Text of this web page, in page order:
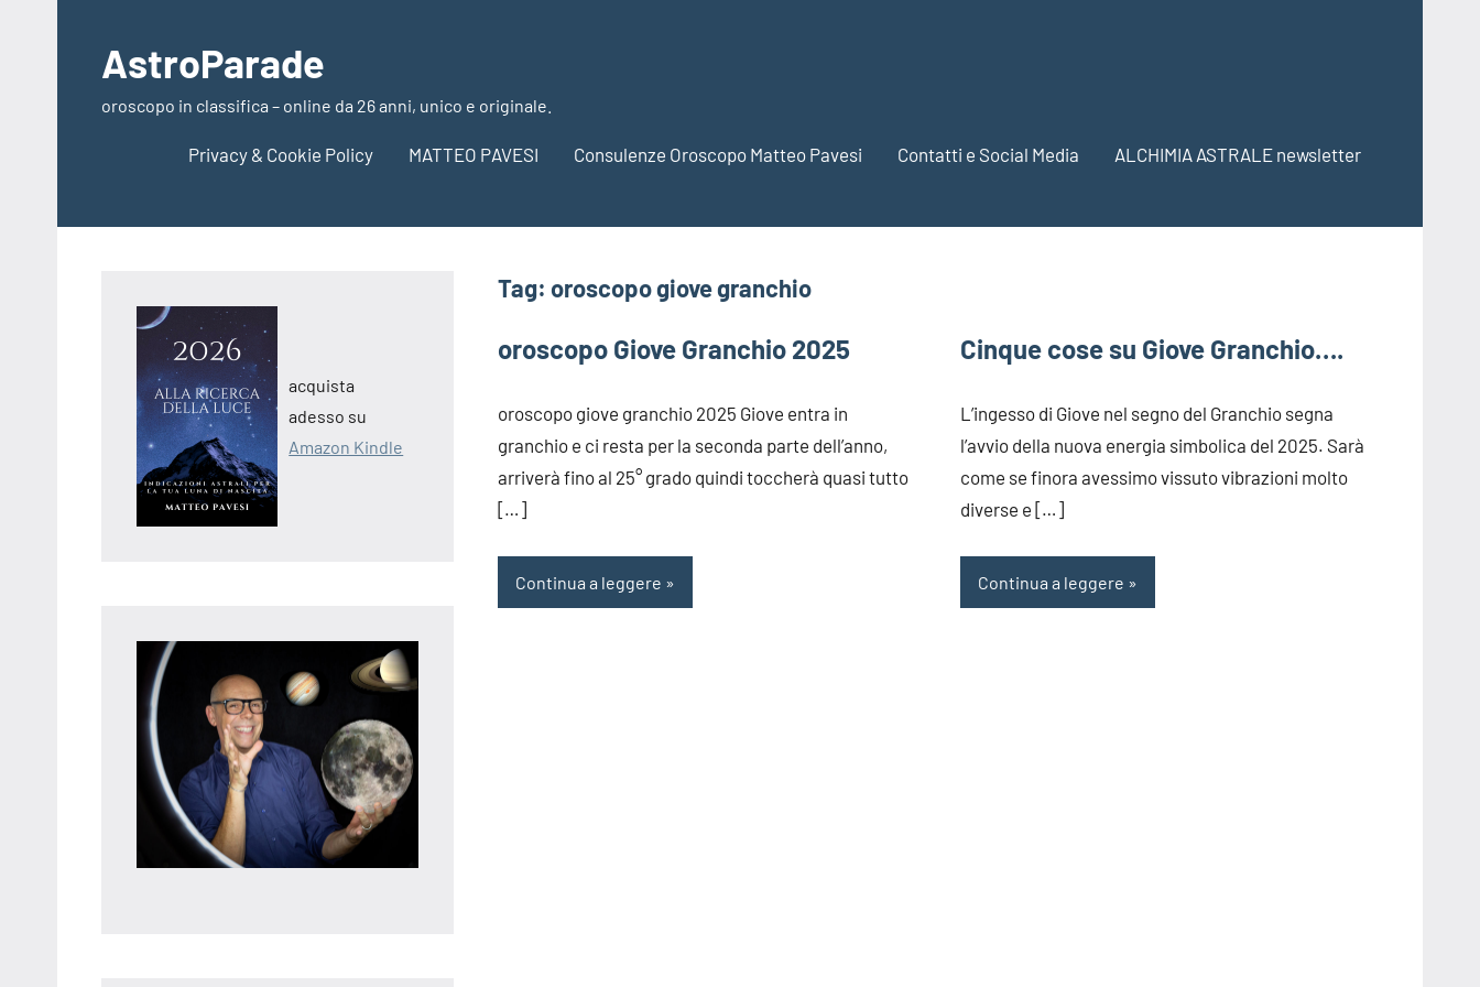
contenutoAstroParade
oroscopo in classifica – online da 26 anni, unico e originale.
Privacy & Cookie Policy MATTEO PAVESI Consulenze Oroscopo Matteo Pavesi Contatti e Social Media ALCHIMIA ASTRALE newsletter
Tag: oroscopo giove granchio
oroscopo Giove Granchio 2025
oroscopo giove granchio 2025 Giove entra in
granchio e ci resta per la seconda parte dell’anno,
arriverà fino al 25° grado quindi toccherà quasi tutto
[…]
Continua a leggere
Cinque cose su Giove Granchio….
L’ingesso di Giove nel segno del Granchio segna
l’avvio della nuova energia simbolica del 2025. Sarà
come se finora avessimo vissuto vibrazioni molto
diverse e […]
Continua a leggere
acquista
adesso su
Amazon Kindle